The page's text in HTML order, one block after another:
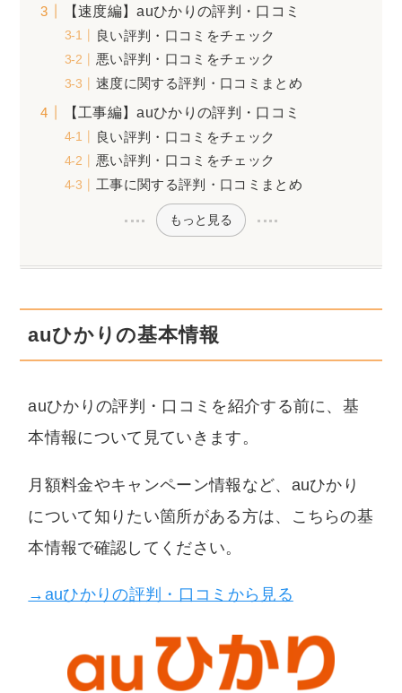
【速度編】auひかりの評判・口コミ
良い評判・口コミをチェック
悪い評判・口コミをチェック
速度に関する評判・口コミまとめ
【工事編】auひかりの評判・口コミ
良い評判・口コミをチェック
悪い評判・口コミをチェック
工事に関する評判・口コミまとめ
もっと見る
auひかりの基本情報
auひかりの評判・口コミを紹介する前に、基
本情報について見ていきます。
月額料金やキャンペーン情報など、auひかり
について知りたい箇所がある方は、こちらの基
本情報で確認してください。
→auひかりの評判・口コミから見る